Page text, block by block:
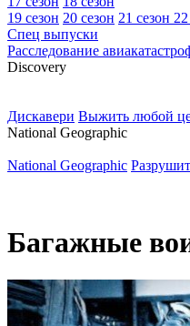
19 сезон 20 сезон 21 сезон
Спец выпуски
Расследование
Discovery
Дискавери Выжить любой
National Geographic
National Geographic
Багажные